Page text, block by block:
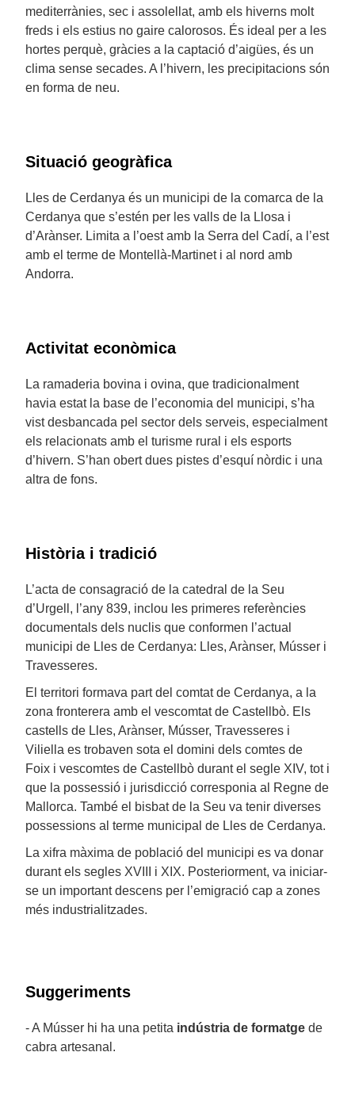
mediterrànies, sec i assolellat, amb els hiverns molt
freds i els estius no gaire calorosos. És ideal per a les
hortes perquè, gràcies a la captació d’aigües, és un
clima sense secades. A l’hivern, les precipitacions són
en forma de neu.
Situació geogràfica
Lles de Cerdanya és un municipi de la comarca de la
Cerdanya que s’estén per les valls de la Llosa i
d’Arànser. Limita a l’oest amb la Serra del Cadí, a l’est
amb el terme de Montellà-Martinet i al nord amb
Andorra.
Activitat econòmica
La ramaderia bovina i ovina, que tradicionalment
havia estat la base de l’economia del municipi, s’ha
vist desbancada pel sector dels serveis, especialment
els relacionats amb el turisme rural i els esports
d’hivern. S’han obert dues pistes d’esquí nòrdic i una
altra de fons.
Història i tradició
L’acta de consagració de la catedral de la Seu
d’Urgell, l’any 839, inclou les primeres referències
documentals dels nuclis que conformen l’actual
municipi de Lles de Cerdanya: Lles, Arànser, Músser i
Travesseres.
El territori formava part del comtat de Cerdanya, a la
zona fronterera amb el vescomtat de Castellbò. Els
castells de Lles, Arànser, Músser, Travesseres i
Viliella es trobaven sota el domini dels comtes de
Foix i vescomtes de Castellbò durant el segle XIV, tot i
que la possessió i jurisdicció corresponia al Regne de
Mallorca. També el bisbat de la Seu va tenir diverses
possessions al terme municipal de Lles de Cerdanya.
La xifra màxima de població del municipi es va donar
durant els segles XVIII i XIX. Posteriorment, va iniciar-
se un important descens per l’emigració cap a zones
més industrialitzades.
Suggeriments
- A Músser hi ha una petita indústria de formatge de
cabra artesanal.